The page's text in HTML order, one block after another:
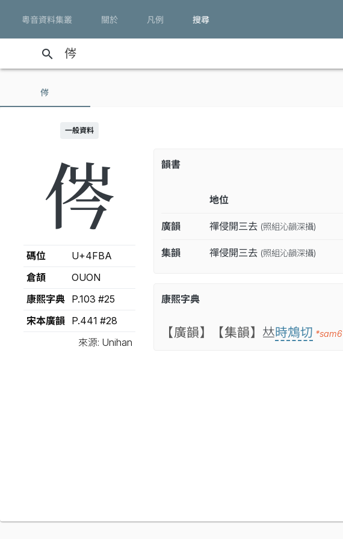
粵音資料集叢 關於 凡例 搜尋
search
侺
一般資料
侺
碼位
U+4FBA
倉頡
OUON
康熙字典
P.103 #25
宋本廣韻
P.441 #28
來源: Unihan
韻書
地位
廣韻 禪侵開三去 (照組沁韻深攝)
集韻 禪侵開三去 (照組沁韻深攝)
康熙字典
【廣韻】 【集韻】 𠀤時鴆切 *sam6